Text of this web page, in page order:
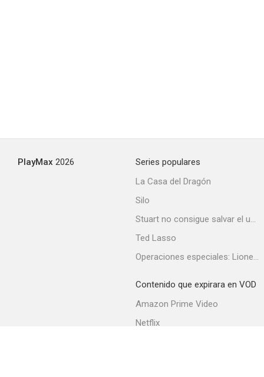
PlayMax 2026
Series populares
La Casa del Dragón
Silo
Stuart no consigue salvar el universo
Ted Lasso
Operaciones especiales: Lioness
Contenido que expirara en VOD
Amazon Prime Video
Netflix